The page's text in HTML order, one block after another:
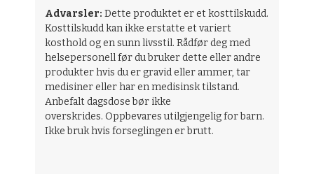
Advarsler:Dette produktet er et kosttilskudd.
Kosttilskudd kan ikke erstatte et variert
kosthold og en sunn livsstil. Rådfør deg med
helsepersonell før du bruker dette eller andre
produkter hvis du er gravid eller ammer, tar
medisiner eller har en medisinsk tilstand.
Anbefalt dagsdose bør ikke
overskrides. Oppbevares utilgjengelig for barn.
Ikke bruk hvis forseglingen er brutt.